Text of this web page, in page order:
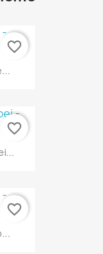
favorite_border
favorite_border
favorite_border